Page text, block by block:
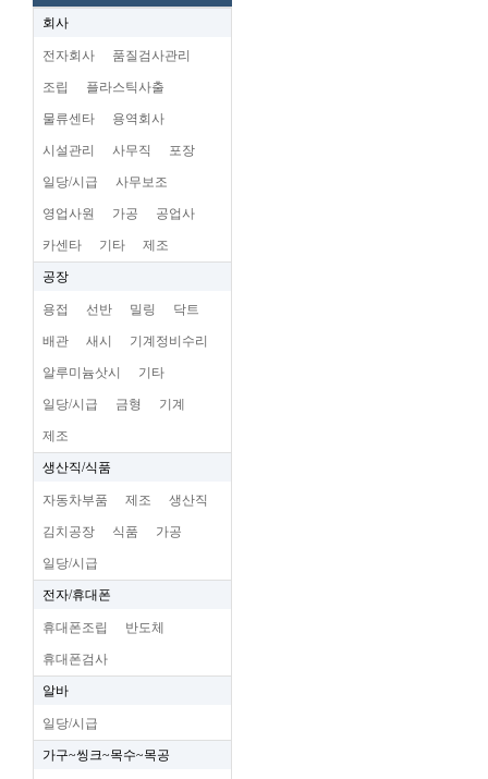
회사
전자회사 품질검사관리
조립 플라스틱사출
물류센타 용역회사
시설관리 사무직 포장
일당/시급 사무보조
영업사원 가공 공업사
카센타 기타 제조
공장
용접 선반 밀링 닥트
배관 새시 기계정비수리
알루미늄삿시 기타
일당/시급 금형 기계
제조
생산직/식품
자동차부품 제조 생산직
김치공장 식품 가공
일당/시급
전자/휴대폰
휴대폰조립 반도체
휴대폰검사
알바
일당/시급
가구~씽크~목수~목공